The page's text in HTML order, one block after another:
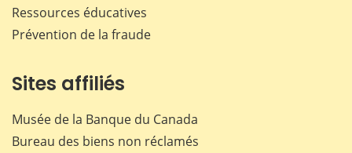
Ressources éducatives
Prévention de la fraude
Sites affiliés
Musée de la Banque du Canada
Bureau des biens non réclamés